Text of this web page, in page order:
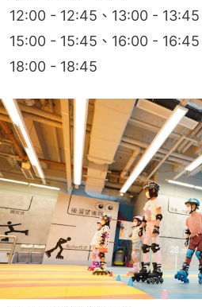
12:00 - 12:45、13:00 -
15:00 - 15:45、16:00 - 16:45
18:00 - 18:45